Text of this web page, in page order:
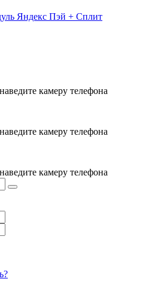
Яндекс Пэй + Сплит
камеру телефона
камеру телефона
камеру телефона